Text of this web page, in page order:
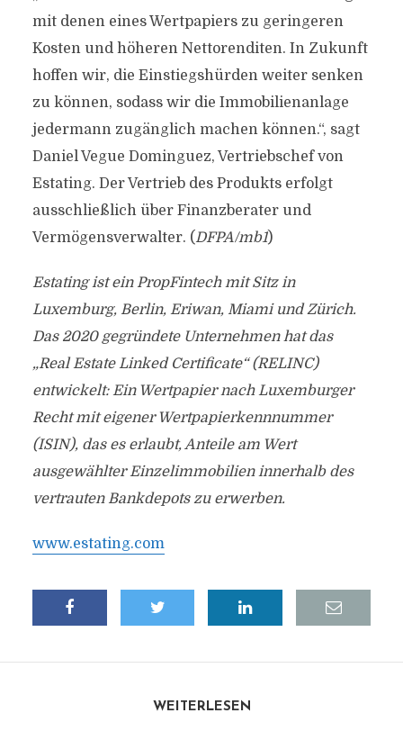
mit denen eines Wertpapiers zu geringeren
Kosten und höheren Nettorenditen. In Zukunft
hoffen wir, die Einstiegshürden weiter senken
zu können, sodass wir die Immobilienanlage
jedermann zugänglich machen können.“, sagt
Daniel Vegue Dominguez, Vertriebschef von
Estating. Der Vertrieb des Produkts erfolgt
ausschließlich über Finanzberater und
Vermögensverwalter. (DFPA/mb1)
Estating ist ein PropFintech mit Sitz in
Luxemburg, Berlin, Eriwan, Miami und Zürich.
Das 2020 gegründete Unternehmen hat das
„Real Estate Linked Certificate“ (RELINC)
entwickelt: Ein Wertpapier nach Luxemburger
Recht mit eigener Wertpapierkennnummer
(ISIN), das es erlaubt, Anteile am Wert
ausgewählter Einzelimmobilien innerhalb des
vertrauten Bankdepots zu erwerben.
www.estating.com
WEITERLESEN